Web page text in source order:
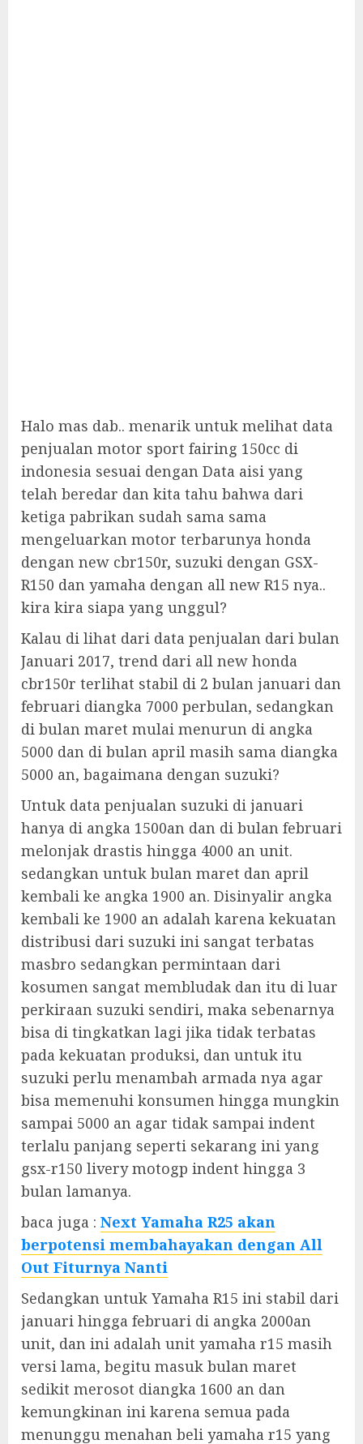
Halo mas dab.. menarik untuk melihat data
penjualan motor sport fairing 150cc di
indonesia sesuai dengan Data aisi yang
telah beredar dan kita tahu bahwa dari
ketiga pabrikan sudah sama sama
mengeluarkan motor terbarunya honda
dengan new cbr150r, suzuki dengan GSX-
R150 dan yamaha dengan all new R15 nya..
kira kira siapa yang unggul?
Kalau di lihat dari data penjualan dari bulan
Januari 2017, trend dari all new honda
cbr150r terlihat stabil di 2 bulan januari dan
februari diangka 7000 perbulan, sedangkan
di bulan maret mulai menurun di angka
5000 dan di bulan april masih sama diangka
5000 an, bagaimana dengan suzuki?
Untuk data penjualan suzuki di januari
hanya di angka 1500an dan di bulan februari
melonjak drastis hingga 4000 an unit.
sedangkan untuk bulan maret dan april
kembali ke angka 1900 an. Disinyalir angka
kembali ke 1900 an adalah karena kekuatan
distribusi dari suzuki ini sangat terbatas
masbro sedangkan permintaan dari
kosumen sangat membludak dan itu di luar
perkiraan suzuki sendiri, maka sebenarnya
bisa di tingkatkan lagi jika tidak terbatas
pada kekuatan produksi, dan untuk itu
suzuki perlu menambah armada nya agar
bisa memenuhi konsumen hingga mungkin
sampai 5000 an agar tidak sampai indent
terlalu panjang seperti sekarang ini yang
gsx-r150 livery motogp indent hingga 3
bulan lamanya.
baca juga : Next Yamaha R25 akan
berpotensi membahayakan dengan All
Out Fiturnya Nanti
Sedangkan untuk Yamaha R15 ini stabil dari
januari hingga februari di angka 2000an
unit, dan ini adalah unit yamaha r15 masih
versi lama, begitu masuk bulan maret
sedikit merosot diangka 1600 an dan
kemungkinan ini karena semua pada
menunggu menahan beli yamaha r15 yang